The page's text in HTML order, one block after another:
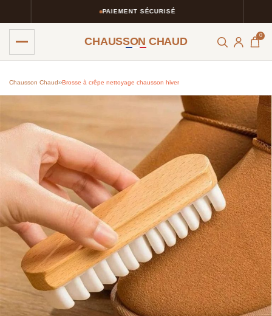
PAIEMENT SÉCURISÉ
CHAUSSON CHAUD 0
Chausson Chaud››Brosse à crêpe nettoyage chausson hiver